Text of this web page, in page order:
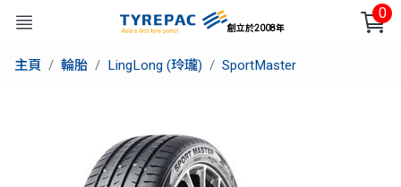
創立於2008年
0
主頁 輪胎 LingLong (玲瓏) SportMaster